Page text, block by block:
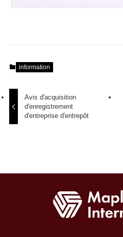
information
Avis d'acquisition
d'enregistrement
d'entreprise d'entrepôt